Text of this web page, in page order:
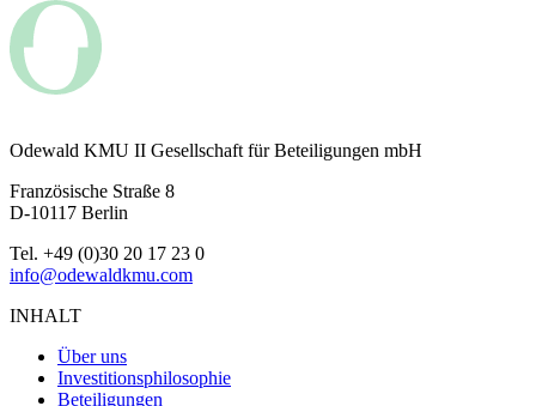
Odewald KMU II Gesellschaft für Beteiligungen mbH
Französische Straße 8
D-10117 Berlin
Tel. +49 (0)30 20 17 23 0
info@odewaldkmu.com
INHALT
Über uns
Investitionsphilosophie
Beteiligungen